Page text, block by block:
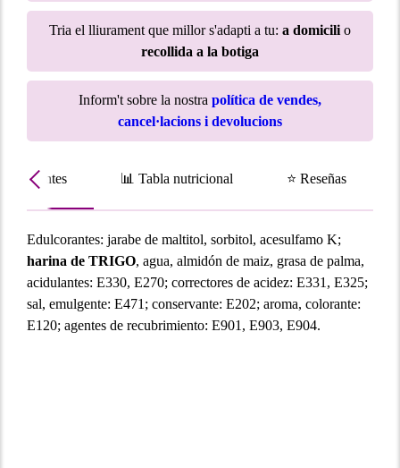
Tria el lliurament que millor s'adapti a tu: a domicili o
recollida a la botiga
Inform't sobre la nostra política de vendes,
cancel·lacions i devolucions
📊 Tabla nutricional ⭐ Reseñas
Edulcorantes: jarabe de maltitol, sorbitol, acesulfamo K;
harina de TRIGO, agua, almidón de maiz, grasa de palma,
acidulantes: E330, E270; correctores de acidez: E331, E325;
sal, emulgente: E471; conservante: E202; aroma, colorante:
E120; agentes de recubrimiento: E901, E903, E904.